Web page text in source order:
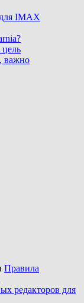
IMAX
цель
важно
Правила
редакторов для